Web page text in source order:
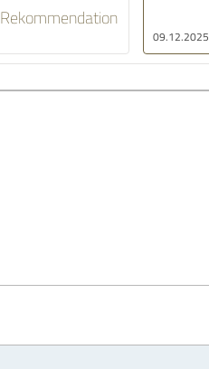
Rekommendation
09.12.2025